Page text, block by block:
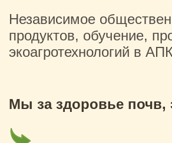
Независимое
продуктов, обучение,
экоагротехнологий в
Мы за здоровье